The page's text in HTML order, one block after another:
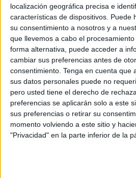
localización geográfica precisa e
características de dispositivos. Puede
su consentimiento a nosotros y a
que llevemos a cabo el
forma alternativa, puede acceder a
cambiar sus preferencias antes de
consentimiento. Tenga en cuenta que
sus datos personales puede no
pero usted tiene el derecho de
preferencias se aplicarán solo a este
sus preferencias o retirar su
momento volviendo a este sitio y
"Privacidad" en la parte inferior de la
recuperarse y
éxito. Su enfoque
desanimar a algunos
pero sus
transformar incluso
más desastrosos. Sin
última instancia,
propietarios del hotel
y mantener sus
imposible, las
gestión, las
paciencia de